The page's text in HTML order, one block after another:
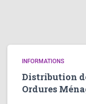
INFORMATIONS
Distribution
Ordures